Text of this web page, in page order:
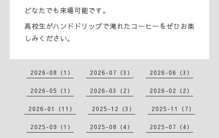
どなたでも来場可能です。
高校生がハンドドリップで淹れたコーヒーをぜひお楽
しみください。
2026-08（1） 2026-07（3） 2026-06（3）
2026-05（1） 2026-03（2） 2026-02（2）
2026-01（11） 2025-12（3） 2025-11（7）
2025-09（1） 2025-08（4） 2025-07（4）